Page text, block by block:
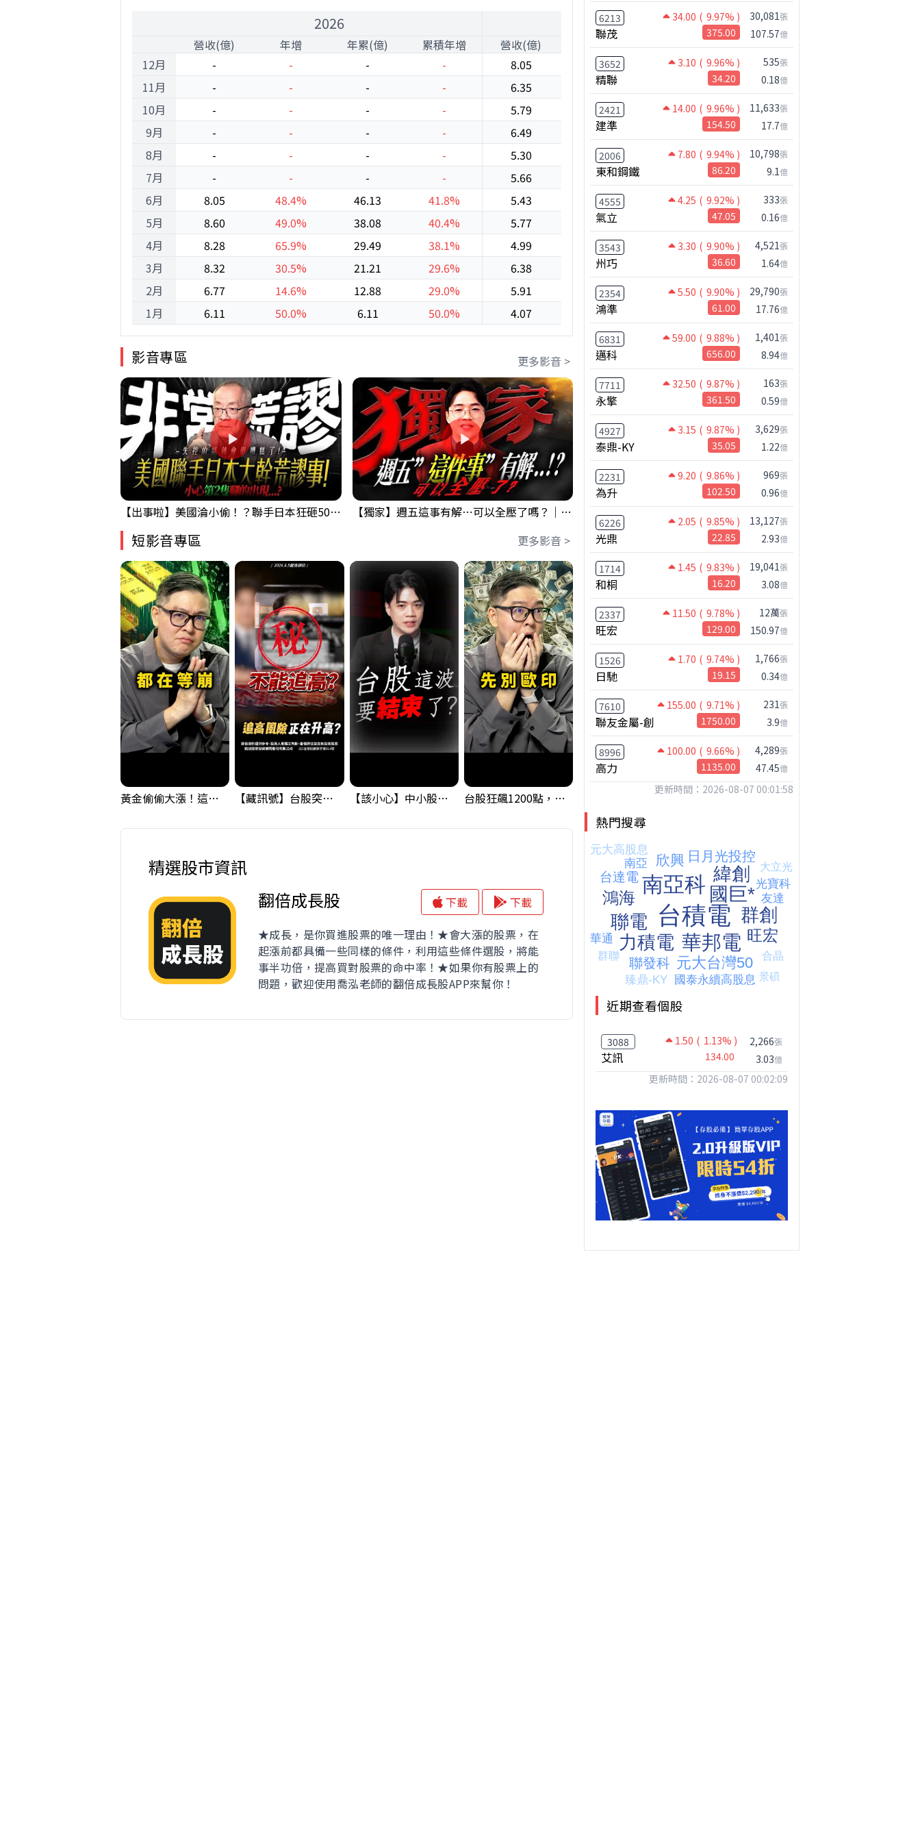
12月
11月
10月
9月
8月
7月
6月
5月
4月
3月
2月
1月
2026
營收(億) 年增 年累(億)
累積年增
-
- -
-
-
- -
-
-
- -
-
-
- -
-
-
- -
-
-
- -
-
8.05
48.4% 46.13
41.8%
8.60
49.0% 38.08
40.4%
8.28
65.9% 29.49
38.1%
8.32
30.5% 21.21
29.6%
6.77
14.6% 12.88
29.0%
6.11
50.0% 6.11 50.0%
2025
營收(億) 年增 年累(億)
累積年增
8.05
19.1% 70.19
1.8%
6.35
-2.3%
-0.1%
5.79
-7.5% 55.78
0.2%
6.49
-11.3%
1.2%
5.30
-5.2% 43.50
3.4%
5.66
-8.9%
4.7%
5.43
2.2% 32.55
7.5%
5.77
-3.2%
8.6%
4.99
1.2% 21.35
12.2%
6.38
26.8%
16.1%
5.91
31.8% 9.98
10.2%
4.07
-11.1% -11.1%
影音專區 更多影音 >
【出事啦】美國淪小偷！？聯手日本狂砸50億幹荒謬事！美元急殺黃金噴發，外資準備血洗台股！？｜ Mr.永年 李｜ 盤後講股 Mr.永年 李 2026 / 08 / 06 【獨家】週五這事有解⋯可以全壓了嗎？｜錢進大趨勢 Mr.智霖 陳 2026/08/06 鴻海七月營收歷史新高!還能追嗎?｜0806 #2317 #2317鴻海 #矽晶圓
短影音專區 更多影音 >
黃金偷偷大漲！這才是決定台股生死的「真風向球」！｜Mr.Jimmy高志銘 #黃金 #美元指數 #聯準會 【藏訊號】台股突破季線，週一我提醒了這個關鍵訊號 【該小心】中小股派對結束 ? 關鍵訊號都指向... 台股狂飆1200點，但還有兩關沒過｜Mr.Jimmy高志銘 #台股 #期貨 #加權指數 【我被黑了?】是真的聽不懂嗎...還是... #股票分析 #因果分析 撐台股的不是投信，是買ETF的你自己｜Mr.Jimmy高志銘 #ETF #投信買超 #台股
精選股市資訊
翻倍成長股
下載
下載
★成長，是你買進股票的唯一理由！★會大漲的股票，在
起漲前都具備一些同樣的條件，利用這些條件選股，將能
事半功倍，提高買對股票的命中率！★如果你有股票上的
問題，歡迎使用喬泓老師的翻倍成長股APP來幫你！
6213 34.00 ( 9.97% )
聯茂 375.00
30,081張
107.57億
3652 3.10 ( 9.96% )
精聯 34.20
535張
0.18億
2421 14.00 ( 9.96% )
建準 154.50
11,633張
17.7億
2006 7.80 ( 9.94% )
東和鋼鐵 86.20
10,798張
9.1億
4555 4.25 ( 9.92% )
氣立 47.05
333張
0.16億
3543 3.30 ( 9.90% )
州巧 36.60
4,521張
1.64億
2354 5.50 ( 9.90% )
鴻準 61.00
29,790張
17.76億
6831 59.00 ( 9.88% )
邁科 656.00
1,401張
8.94億
7711 32.50 ( 9.87% )
永擎 361.50
163張
0.59億
4927 3.15 ( 9.87% )
泰鼎-KY 35.05
3,629張
1.22億
2231 9.20 ( 9.86% )
為升 102.50
969張
0.96億
6226 2.05 ( 9.85% )
光鼎 22.85
13,127張
2.93億
1714 1.45 ( 9.83% )
和桐 16.20
19,041張
3.08億
2337 11.50 ( 9.78% )
旺宏 129.00
12萬張
150.97億
1526 1.70 ( 9.74% )
日馳 19.15
1,766張
0.34億
7610 155.00 ( 9.71% )
聯友金屬-創 1750.00
231張
3.9億
8996 100.00 ( 9.66% )
高力 1135.00
4,289張
47.45億
更新時間：2026-08-07 00:01:58
熱門搜尋
近期查看個股
3088 1.50 ( 1.13% )
艾訊 134.00
2,266張
3.03億
更新時間：2026-08-07 00:02:09